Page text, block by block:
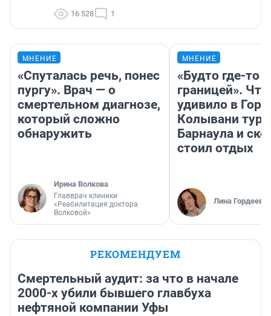
16 528 1
МНЕНИЕ
«Спуталась речь, понес
пургу». Врач — о
смертельном диагнозе,
который сложно
обнаружить
Ирина Волкова
Главврач клиники
«Реабилитация доктора
Волковой»
МНЕНИЕ
«Будто где-то
границей». Что
удивило в
Колывани
Барнаула и
стоил отдых
Лина Гордеева
РЕКОМЕНДУЕМ
Смертельный аудит: за что в начале
2000-х убили бывшего главбуха
нефтяной компании Уфы